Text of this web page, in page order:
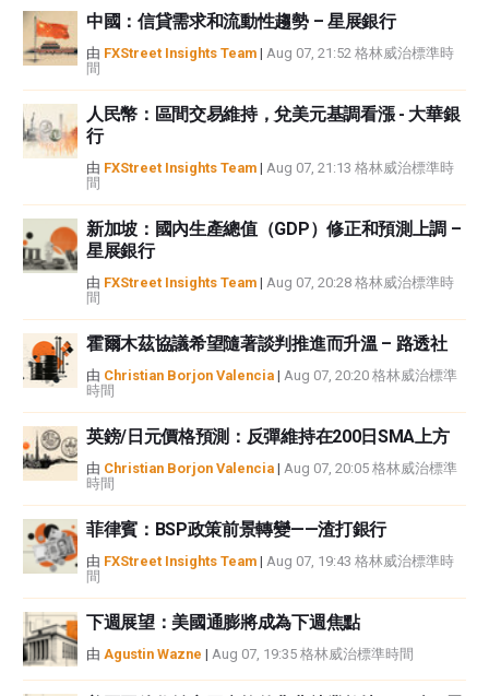
如果文章正文中沒有明確提到，在撰寫本文時，作者在本文中提到的任何股票
中都沒有頭寸，也沒有與文中提到的任何公司有業務關係。除了FXStreet，作
者沒有收到撰寫這篇文章的報酬。
FXStreet和作者不提供個性化的建議。作者對該資訊的準確性、完整性或適用
性不作任何陳述。FXStreet和作者將不承擔任何錯誤，遺漏或任何損失，傷害
或損害由此資訊及其顯示或使用引起的。錯誤和遺漏除外。本文作者和
FXStreet並非註冊投資顧問，本文內容無意提供任何投資建議。
中國：信貸需求和流動性趨勢 – 星展銀行
由 FXStreet Insights Team | Aug 07, 21:52 格林威治標準時
間
人民幣：區間交易維持，兌美元基調看漲 - 大華銀
行
由 FXStreet Insights Team | Aug 07, 21:13 格林威治標準時
間
新加坡：國內生產總值（GDP）修正和預測上調 –
星展銀行
由 FXStreet Insights Team | Aug 07, 20:28 格林威治標準時
間
霍爾木茲協議希望隨著談判推進而升溫 – 路透社
由 Christian Borjon Valencia | Aug 07, 20:20 格林威治標準
時間
英鎊/日元價格預測：反彈維持在200日SMA上方
由 Christian Borjon Valencia | Aug 07, 20:05 格林威治標準
時間
菲律賓：BSP政策前景轉變——渣打銀行
由 FXStreet Insights Team | Aug 07, 19:43 格林威治標準時
間
下週展望：美國通膨將成為下週焦點
由 Agustin Wazne | Aug 07, 19:35 格林威治標準時間